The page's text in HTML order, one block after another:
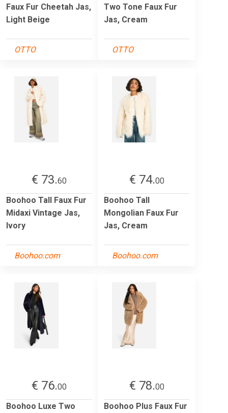
Faux Fur Cheetah Jas,
Light Beige
OTTO
Two Tone Faux Fur
Jas, Cream
OTTO
€ 73.60
Boohoo Tall Faux Fur
Midaxi Vintage Jas,
Ivory
Boohoo.com
€ 74.00
Boohoo Tall
Mongolian Faux Fur
Jas, Cream
Boohoo.com
€ 76.00
Boohoo Luxe Two
€ 78.00
Boohoo Plus Faux Fur